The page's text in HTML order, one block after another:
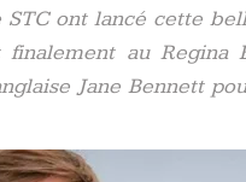
STC ont lancé cette
au Regina
Jane Bennett